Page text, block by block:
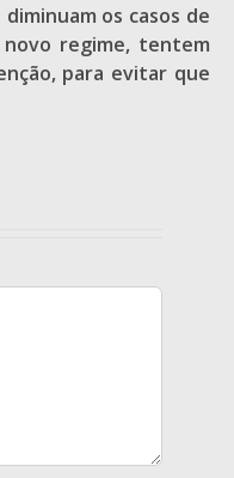
os casos de
regime, tentem
para evitar que